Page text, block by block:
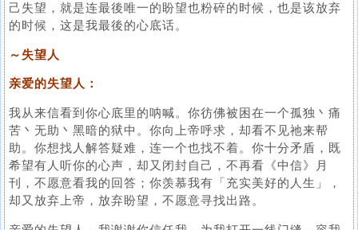
己失望，就是连最後唯一的盼望也粉碎的时候，也是该放弃
的时候，这是我最後的心底话。
～失望人
亲爱的失望人：
我从来信看到你心底里的呐喊。你彷佛被困在一个孤独丶痛
苦丶无助丶黑暗的狱中。你向上帝呼求，却看不见祂来帮
助。你想找人解答疑难，连一个也找不着。你十分矛盾，既
希望有人听你的心声，却又闭封自己，不再看《中信》月
刊，不愿意看我的回答；你羡慕我有「充实美好的人生」，
却又放弃上帝，放弃盼望，不愿意寻找出路。